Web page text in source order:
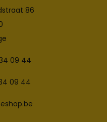
86
09 44
09 44